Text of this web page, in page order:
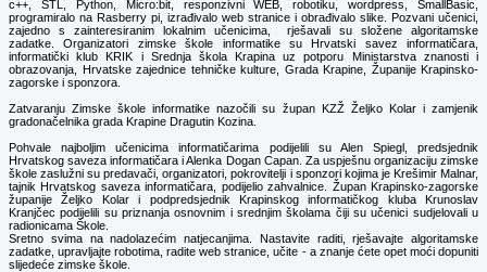
c++, STL, Python, Micro:bit, responzivni WEB, robotiku, wordpress, SmallBasic,
programiralo na Rasberry pi, izrađivalo web stranice i obrađivalo slike. Pozvani učenici,
zajedno s zainteresiranim lokalnim učenicima, rješavali su složene algoritamske
zadatke. Organizatori zimske škole informatike su Hrvatski savez informatičara,
informatički klub KRIK i Srednja škola Krapina uz potporu Ministarstva znanosti i
obrazovanja, Hrvatske zajednice tehničke kulture, Grada Krapine, Županije Krapinsko-
zagorske i sponzora.
Zatvaranju Zimske škole informatike nazočili su župan KZŽ Željko Kolar i zamjenik
gradonačelnika grada Krapine Dragutin Kozina.
Pohvale najboljim učenicima informatičarima podijelili su Alen Spiegl, predsjednik
Hrvatskog saveza informatičara i Alenka Dogan Capan. Za uspješnu organizaciju zimske
škole zaslužni su predavači, organizatori, pokrovitelji i sponzori kojima je Krešimir Malnar,
tajnik Hrvatskog saveza informatičara, podijelio zahvalnice. Župan Krapinsko-zagorske
županije Željko Kolar i podpredsjednik Krapinskog informatičkog kluba Krunoslav
Kranjčec podijelili su priznanja osnovnim i srednjim školama čiji su učenici sudjelovali u
radionicama Škole.
Sretno svima na nadolazećim natjecanjima. Nastavite raditi, rješavajte algoritamske
zadatke, upravljajte robotima, radite web stranice, učite - a znanje ćete opet moći dopuniti
slijedeće zimske škole.